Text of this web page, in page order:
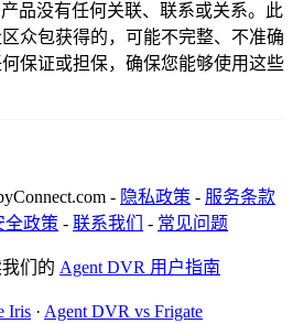
产品没有任何关联、联系或关系。此
众包获得的，可能不完整、不准确
保证或担保，确保您能够使用这些
- 隐私政策 - 服务条款
全政策 - 联系我们 - 常见问题
们的 Agent DVR 用户指南
Iris · Agent DVR vs Frigate